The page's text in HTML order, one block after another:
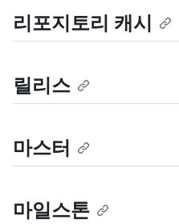
리포지토리 캐시
릴리스
마스터
마일스톤